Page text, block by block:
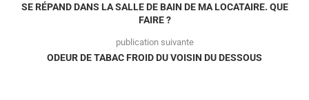
SE RÉPAND DANS LA SALLE DE BAIN DE MA LOCATAIRE. QUE
FAIRE ?
publication suivante
ODEUR DE TABAC FROID DU VOISIN DU DESSOUS